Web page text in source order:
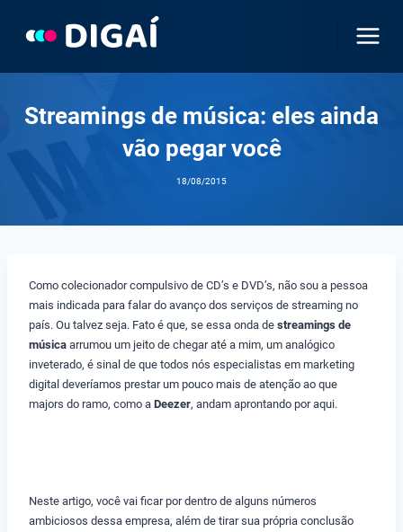
Streamings de música: eles ainda
vão pegar você
18/08/2015
Como colecionador compulsivo de CD’s e DVD’s, não sou a pessoa
mais indicada para falar do avanço dos serviços de streaming no
país. Ou talvez seja. Fato é que, se essa onda de streamings de
música arrumou um jeito de chegar até a mim, um analógico
inveterado, é sinal de que todos nós especialistas em marketing
digital deveríamos prestar um pouco mais de atenção ao que
majors do ramo, como a Deezer, andam aprontando por aqui.
Neste artigo, você vai ficar por dentro de alguns números
ambiciosos dessa empresa, além de tirar sua própria conclusão